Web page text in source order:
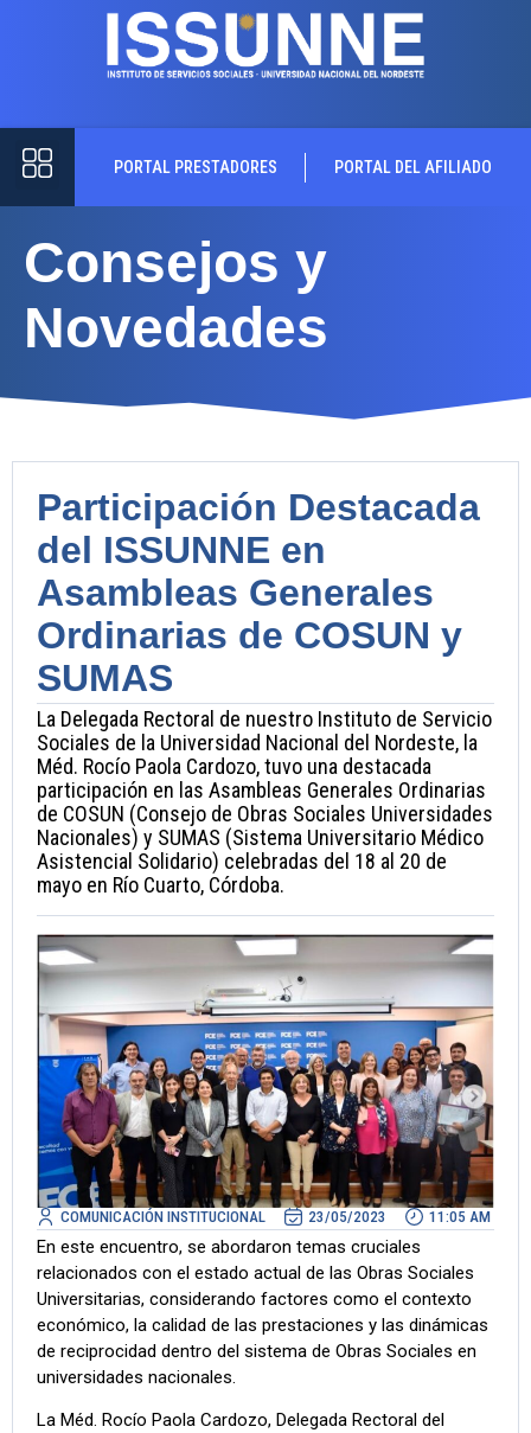
PORTAL PRESTADORES PORTAL DEL AFILIADO
Consejos y
Novedades
Participación Destacada
del ISSUNNE en
Asambleas Generales
Ordinarias de COSUN y
SUMAS
La Delegada Rectoral de nuestro Instituto de Servicio
Sociales de la Universidad Nacional del Nordeste, la
Méd. Rocío Paola Cardozo, tuvo una destacada
participación en las Asambleas Generales Ordinarias
de COSUN (Consejo de Obras Sociales Universidades
Nacionales) y SUMAS (Sistema Universitario Médico
Asistencial Solidario) celebradas del 18 al 20 de
mayo en Río Cuarto, Córdoba.
COMUNICACIÓN INSTITUCIONAL 23/05/2023 11:05 AM
En este encuentro, se abordaron temas cruciales
relacionados con el estado actual de las Obras Sociales
Universitarias, considerando factores como el contexto
económico, la calidad de las prestaciones y las dinámicas
de reciprocidad dentro del sistema de Obras Sociales en
universidades nacionales.
La Méd. Rocío Paola Cardozo, Delegada Rectoral del